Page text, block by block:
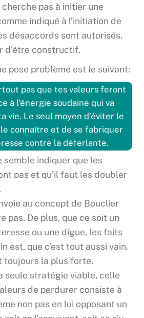
pas à initier une
indiqué à l’initiation de
désaccords sont autorisés.
d’être constructif.
pose problème est le suivant:
pas que tes valeurs feront
à l’énergie soudaine qui va
vie. Le seul moyen d’éviter le
connaître et de se fabriquer
contre la déferlante.
semble indiquer que les
pas et qu’il faut les doubler
au concept de Bouclier
pas. De plus, que ce soit un
ou une digue, les faits
est, que c’est tout aussi vain.
toujours la plus forte.
seule stratégie viable, celle
de perdurer consiste à
non pas en lui opposant un